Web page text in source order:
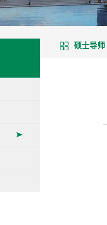
硕士导师